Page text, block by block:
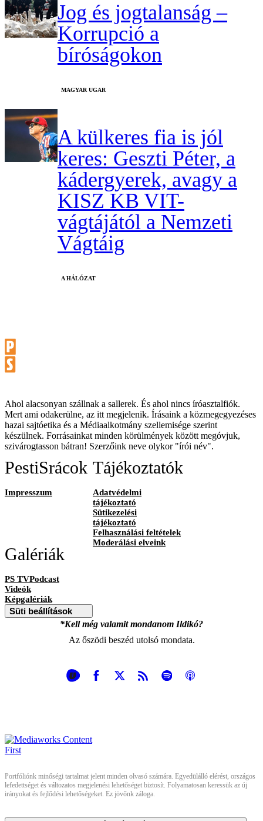
Jog és jogtalanság –
Korrupció a
bíróságokon
MAGYAR UGAR
A külkeres fia is jól
keres: Geszti Péter, a
kádergyerek, avagy a
KISZ KB VIT-
vágtájától a Nemzeti
Vágtáig
A HÁLÓZAT
Ahol alacsonyan szállnak a sallerek. És ahol nincs íróasztalfiók.
Mert ami odakerülne, az itt megjelenik. Írásaink a közmegegyezéses
hazai sajtóetika és a Médiaalkotmány szellemisége szerint
készülnek. Forrásainkat minden körülmények között megóvjuk,
szivárogtasson bátran! Szerzőink neve olykor "írói név".
PestiSrácok
Impresszum
Tájékoztatók
Adatvédelmi
tájékoztató
Sütikezelési
tájékoztató
Felhasználási feltételek
Moderálási elveink
Galériák
PS TVPodcast
Videók
Képgalériák
Süti beállítások
*Kell még valamit mondanom Ildikó?
Az őszödi beszéd utolsó mondata.
Portfóliónk minőségi tartalmat jelent minden olvasó számára. Egyedülálló elérést, országos
lefedettséget és változatos megjelenési lehetőséget biztosít. Folyamatosan keressük az új
irányokat és fejlődési lehetőségeket. Ez jövőnk záloga.